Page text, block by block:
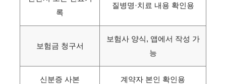
록
질병명·치료 내용 확인용
보험금 청구서
보험사 양식, 앱에서 작성 가
능
신분증 사본 계약자 본인 확인용